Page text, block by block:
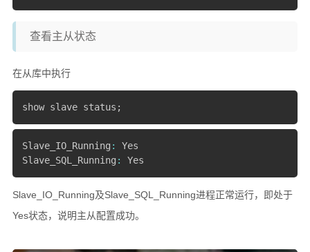
查看主从状态
在从库中执行
show slave status ;
Slave_IO_Running :
Yes
Slave_SQL_Running : Yes
Slave_IO_Running及Slave_SQL_Running进程正常运行，即处于
Yes状态，说明主从配置成功。